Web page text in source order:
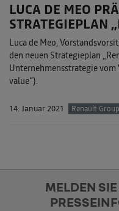
LUCA DE MEO
STRATEGIEPLAN
Luca de Meo,
den neuen Strategieplan
Unternehmensstrategie
value“).
14. Januar 2021 Renault Group
MELDEN